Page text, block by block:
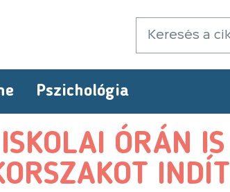
Pszichológia
ÓRÁN